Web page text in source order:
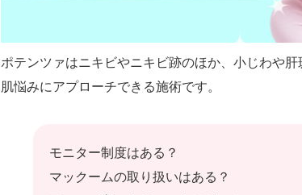
ポテンツァはニキビやニキビ跡のほか、小じわや
モニター制度はある？
マックームの取り扱いはある？